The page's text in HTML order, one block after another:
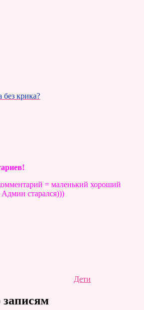
без крика?
= маленький хороший
старался)))
Дети